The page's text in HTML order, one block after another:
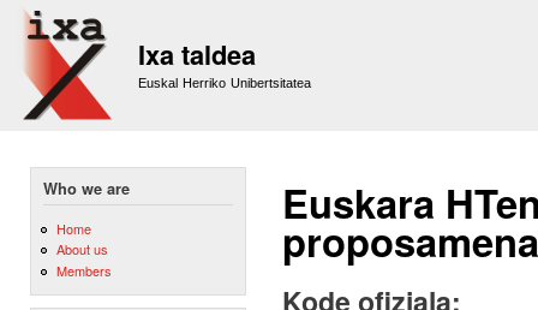
Ixa taldea
Euskal Herriko Unibertsitatea
Who we are
Home
About us
Members
Euskara
Kode ofiziala: